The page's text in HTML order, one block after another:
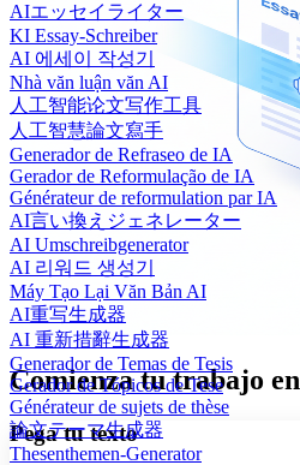
AIエッセイライター
KI Essay-Schreiber
AI 에세이 작성기
Nhà văn luận văn AI
人工智能论文写作工具
人工智慧論文寫手
Generador de Refraseo de IA
Gerador de Reformulação de IA
Générateur de reformulation par IA
AI言い換えジェネレーター
AI Umschreibgenerator
AI 리워드 생성기
Máy Tạo Lại Văn Bản AI
AI重写生成器
AI 重新措辭生成器
Generador de Temas de Tesis
Gerador de Tópicos de Tese
Générateur de sujets de thèse
論文テーマ生成器
Thesenthemen-Generator
Comienza tu trabajo en
Pega tu texto